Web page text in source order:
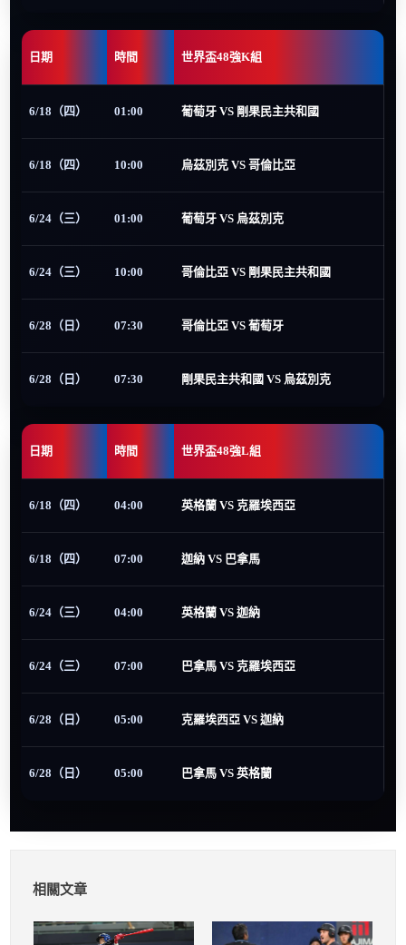
日期 時間 世界盃48強K組
6/18（四） 01:00 葡萄牙 VS 剛果民主共和國
6/18（四） 10:00 烏茲別克 VS 哥倫比亞
6/24（三） 01:00 葡萄牙 VS 烏茲別克
6/24（三） 10:00 哥倫比亞 VS 剛果民主共和國
6/28（日） 07:30 哥倫比亞 VS 葡萄牙
6/28（日） 07:30 剛果民主共和國 VS 烏茲別克
日期 時間 世界盃48強L組
6/18（四） 04:00 英格蘭 VS 克羅埃西亞
6/18（四） 07:00 迦納 VS 巴拿馬
6/24（三） 04:00 英格蘭 VS 迦納
6/24（三） 07:00 巴拿馬 VS 克羅埃西亞
6/28（日） 05:00 克羅埃西亞 VS 迦納
6/28（日） 05:00 巴拿馬 VS 英格蘭
相關文章